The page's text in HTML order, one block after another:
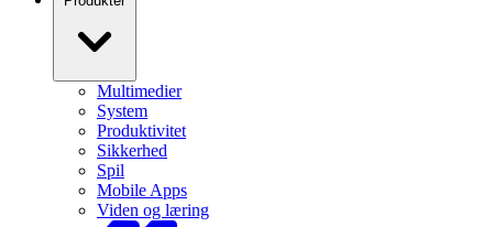
Multimedier
System
Produktivitet
Sikkerhed
Spil
Mobile Apps
Viden og læring